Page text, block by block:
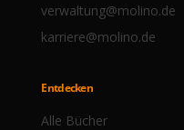
verwaltung@molino.de
karriere@molino.de
Entdecken
Alle Bücher